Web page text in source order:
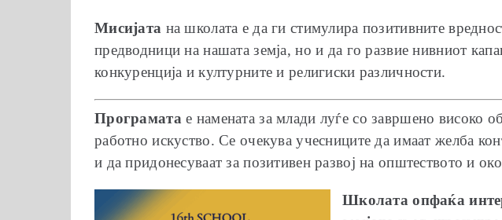
Мисијата на школата е да ги стимулира позитивните
предводници на нашата земја, но и да го развие нивниот
конкуренција и културните и религиски различности.
Програмата е намената за млади луѓе со завршено високо
работно искуство. Се очекува учесниците да имаат желба
и да придонесуваат за позитивен развој на општеството и
Школата опфаќа